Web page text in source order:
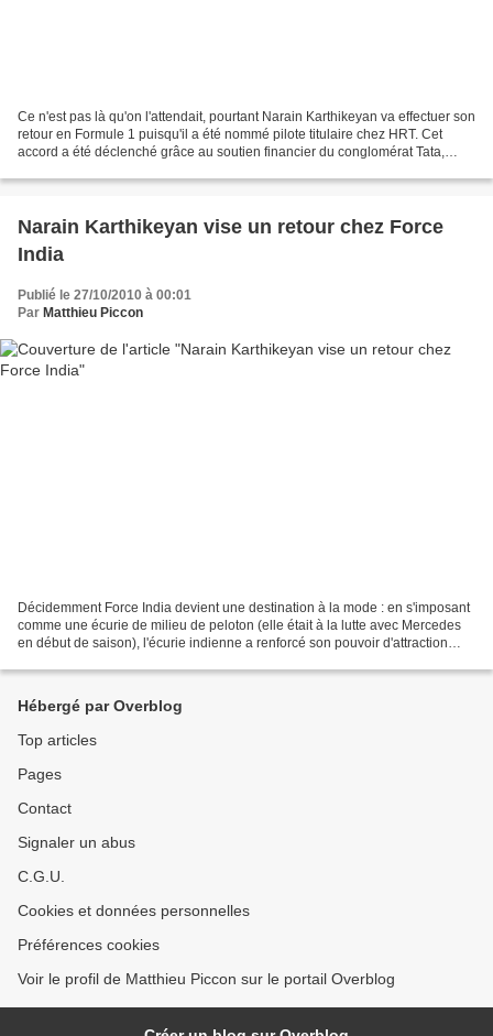
Ce n'est pas là qu'on l'attendait, pourtant Narain Karthikeyan va effectuer son
retour en Formule 1 puisqu'il a été nommé pilote titulaire chez HRT. Cet
accord a été déclenché grâce au soutien financier du conglomérat Tata,
Narain Karthikeyan vise un retour chez Force
India
Publié le 27/10/2010 à 00:01
Par Matthieu Piccon
Décidemment Force India devient une destination à la mode : en s'imposant
comme une écurie de milieu de peloton (elle était à la lutte avec Mercedes
en début de saison), l'écurie indienne a renforcé son pouvoir d'attraction
Hébergé par Overblog
Top articles
Pages
Contact
Signaler un abus
C.G.U.
Cookies et données personnelles
Préférences cookies
Voir le profil de Matthieu Piccon sur le portail Overblog